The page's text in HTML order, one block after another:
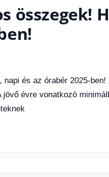
összegek!
és az órabér 2025-
évre vonatkozó